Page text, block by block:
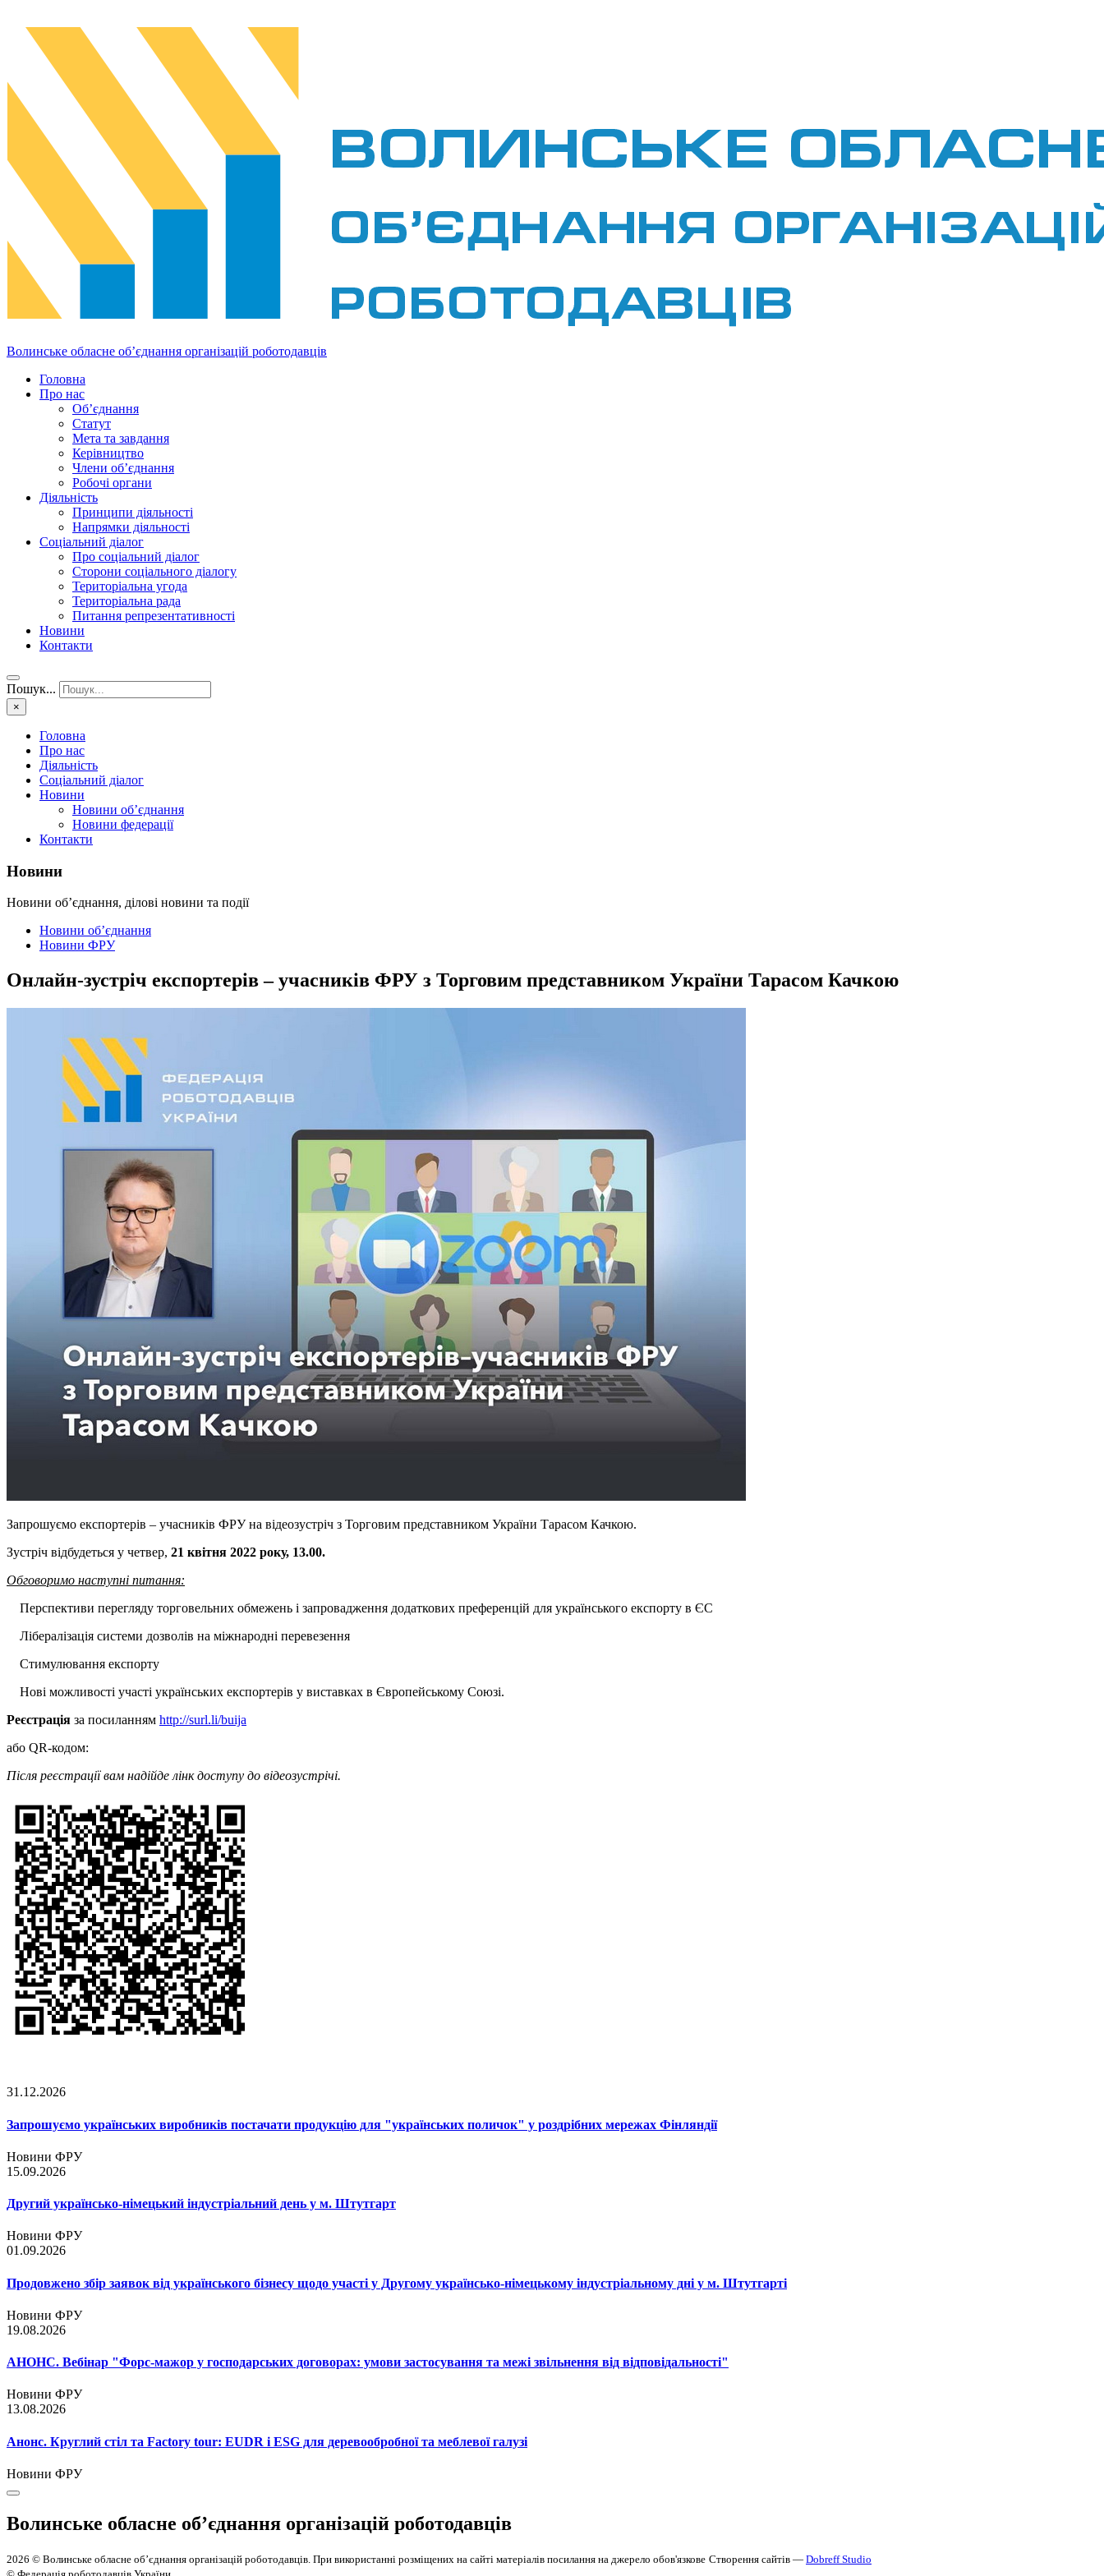
Волинське обласне об’єднання організацій роботодавців
Головна
Про нас
Об’єднання
Статут
Мета та завдання
Керівництво
Члени об’єднання
Робочі органи
Діяльність
Принципи діяльності
Напрямки діяльності
Соціальний діалог
Про соціальний діалог
Сторони соціального діалогу
Територіальна угода
Територіальна рада
Питання репрезентативності
Новини
Контакти
Пошук...
×
Головна
Про нас
Діяльність
Соціальний діалог
Новини
Новини об’єднання
Новини федерації
Контакти
Новини
Новини об’єднання, ділові новини та події
Новини об’єднання
Новини ФРУ
Онлайн-зустріч експортерів – учасників ФРУ з Торговим представником України Тарасом Качкою
Запрошуємо експортерів – учасників ФРУ на відеозустріч з Торговим представником України Тарасом Качкою.
Зустріч відбудеться у четвер, 21 квітня 2022 року, 13.00.
Обговоримо наступні питання:
Перспективи перегляду торговельних обмежень і запровадження додаткових преференцій для українського експорту в ЄС
Лібералізація системи дозволів на міжнародні перевезення
Стимулювання експорту
Нові можливості участі українських експортерів у виставках в Європейському Союзі.
Реєстрація за посиланням http://surl.li/buija
або QR-кодом:
Після реєстрації вам надійде лінк доступу до відеозустрічі.
31.12.2026
Запрошуємо українських виробників постачати продукцію для "українських поличок" у роздрібних мережах Фінляндії
Новини ФРУ
15.09.2026
Другий українсько-німецький індустріальний день у м. Штутгарт
Новини ФРУ
01.09.2026
Продовжено збір заявок від українського бізнесу щодо участі у Другому українсько-німецькому індустріальному дні у м. Штутгарті
Новини ФРУ
19.08.2026
АНОНС. Вебінар "Форс-мажор у господарських договорах: умови застосування та межі звільнення від відповідальності"
Новини ФРУ
13.08.2026
Анонс. Круглий стіл та Factory tour: EUDR і ESG для деревообробної та меблевої галузі
Новини ФРУ
Волинське обласне об’єднання організацій роботодавців
2026 © Волинське обласне об’єднання організацій роботодавців. При використанні розміщених на сайті матеріалів посилання на джерело обов'язкове Створення сайтів — Dobreff Studio